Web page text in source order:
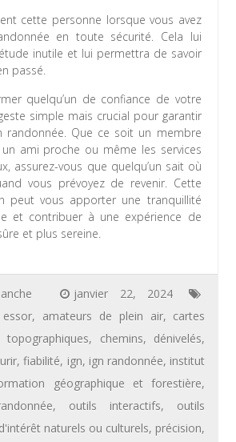
cette personne lorsque vous avez
en toute sécurité. Cela lui
inutile et lui permettra de savoir
passé.
quelqu’un de confiance de votre
simple mais crucial pour garantir
randonnée. Que ce soit un membre
ami proche ou même les services
assurez-vous que quelqu’un sait où
vous prévoyez de revenir. Cette
peut vous apporter une tranquillité
et contribuer à une expérience de
et plus sereine.
janvier 22, 2024
, amateurs de plein air, cartes
topographiques, chemins, dénivelés,
,fiabilité, ign, ign randonnée, institut
géographique et forestière,
, outils interactifs, outils
naturels ou culturels, précision,